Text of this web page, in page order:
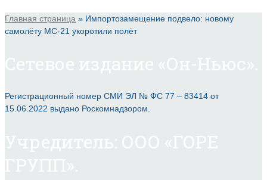
Главная страница » Импортозамещение подвело: новому
самолёту МС-21 укоротили полёт
Регистрационный номер СМИ ЭЛ № ФС 77 – 83414 от
15.06.2022 выдано Роскомнадзором.